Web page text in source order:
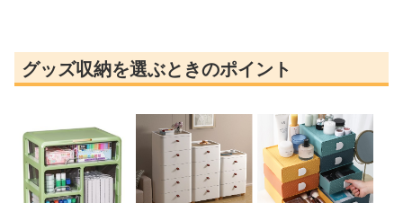
グッズ収納を選ぶときのポイント